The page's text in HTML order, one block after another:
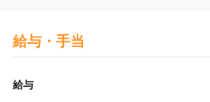
給与・手当
給与